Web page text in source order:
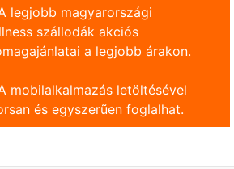
legjobb magyarországi
szállodák akciós
a legjobb árakon.
mobilalkalmazás letöltésével
és egyszerũen foglalhat.